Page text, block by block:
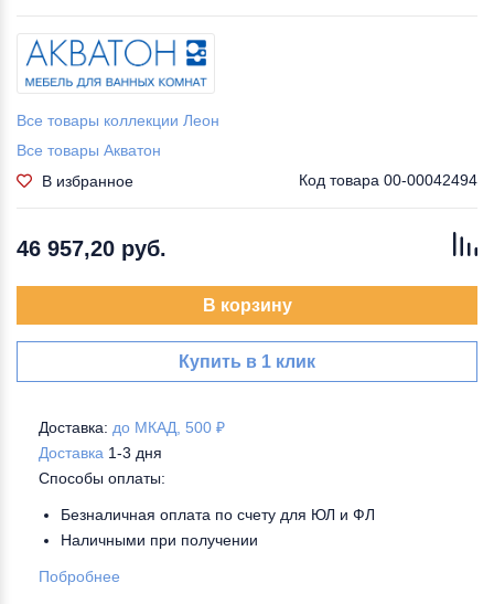
Все товары коллекции Леон
Все товары Акватон
В избранное
Код товара 00-00042494
46 957,20 руб.
В корзину
Купить в 1 клик
Доставка: до МКАД, 500 ₽
Доставка 1-3 дня
Способы оплаты:
Безналичная оплата по счету для ЮЛ и ФЛ
Наличными при получении
Побробнее